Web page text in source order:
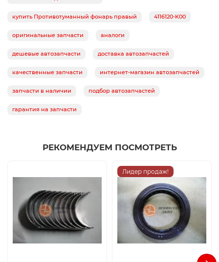
купить Противотуманный фонарь правый 4116120-K00
оригинальные запчасти аналоги
дешевые автозапчасти доставка автозапчастей
качественные запчасти интернет-магазин автозапчастей
запчасти в наличии подбор автозапчастей
гарантия на запчасти
РЕКОМЕНДУЕМ ПОСМОТРЕТЬ
Лидер продаж!